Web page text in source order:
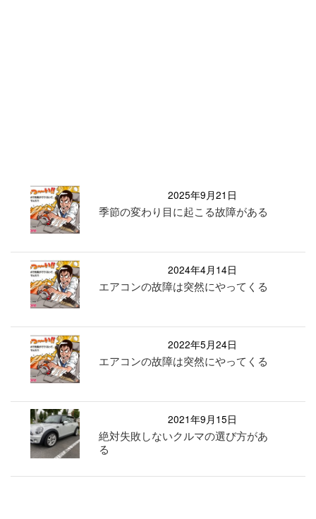
2025年9月21日
季節の変わり目に起こる故障がある
2024年4月14日
エアコンの故障は突然にやってくる
2022年5月24日
エアコンの故障は突然にやってくる
2021年9月15日
絶対失敗しないクルマの選び方があ
る